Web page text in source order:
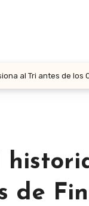
al Tri antes de los
de